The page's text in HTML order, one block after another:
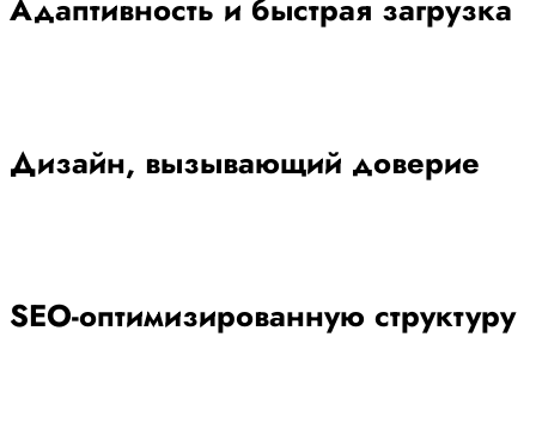
Адаптивность и быстрая загрузка
Дизайн, вызывающий доверие
SEO-оптимизированную структуру